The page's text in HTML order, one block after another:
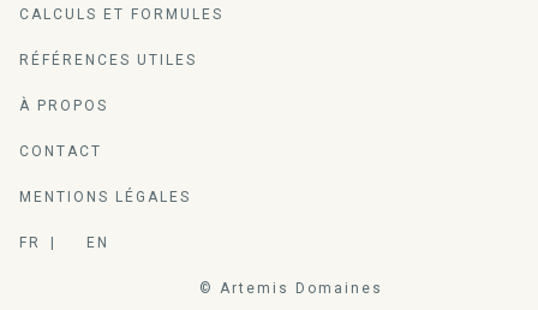
CALCULS ET FORMULES
RÉFÉRENCES UTILES
À PROPOS
CONTACT
MENTIONS LÉGALES
FR EN
© Artemis Domaines